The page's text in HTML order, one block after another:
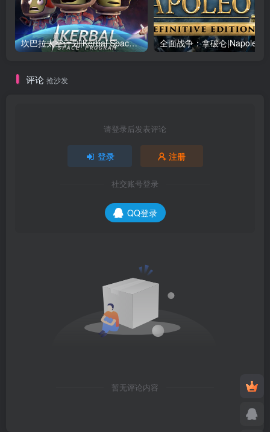
坎巴拉太空计划|Kerbal Space Program|1.12.5.3190|整合全DLC
评论 抢沙发
请登录后发表评论
登录 注册
社交账号登录
QQ登录
暂无评论内容